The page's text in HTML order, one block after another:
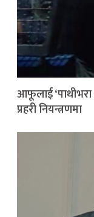
आफूलाई ‘पाथीभरा
प्रहरी नियन्त्रणमा